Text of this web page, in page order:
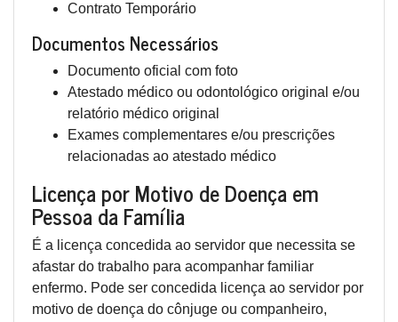
Contrato Temporário
Documentos Necessários
Documento oficial com foto
Atestado médico ou odontológico original e/ou
relatório médico original
Exames complementares e/ou prescrições
relacionadas ao atestado médico
Licença por Motivo de Doença em
Pessoa da Família
É a licença concedida ao servidor que necessita se
afastar do trabalho para acompanhar familiar
enfermo. Pode ser concedida licença ao servidor por
motivo de doença do cônjuge ou companheiro,